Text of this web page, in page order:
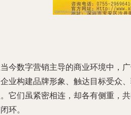
今数字营销主导的商业环境中，
业构建品牌形象、触达目标受众
它们虽紧密相连，却各有侧重，
环。